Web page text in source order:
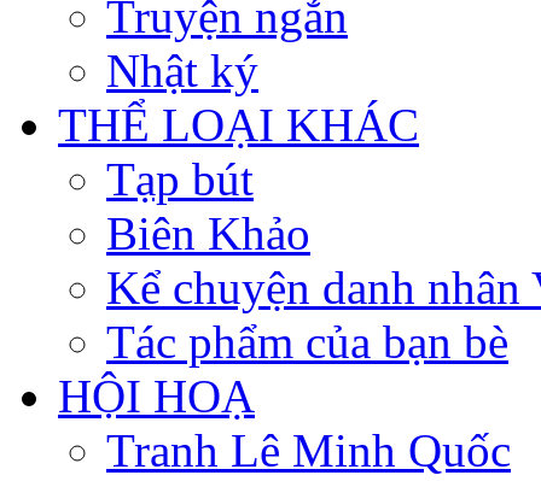
Truyện ngắn
Nhật ký
THỂ LOẠI KHÁC
Tạp bút
Biên Khảo
Kể chuyện danh nhân
Tác phẩm của bạn bè
HỘI HOẠ
Tranh Lê Minh Quốc